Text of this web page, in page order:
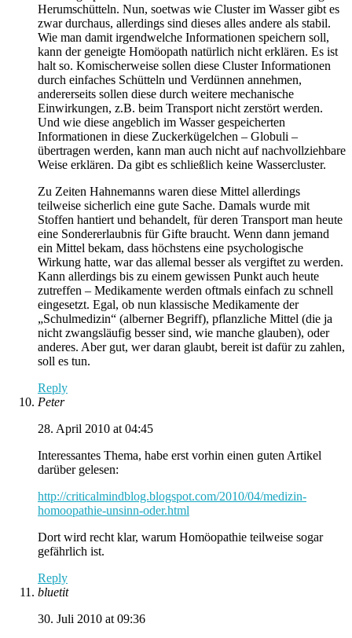
Herumschütteln. Nun, soetwas wie Cluster im Wasser gibt es
zwar durchaus, allerdings sind dieses alles andere als stabil.
Wie man damit irgendwelche Informationen speichern soll,
kann der geneigte Homöopath natürlich nicht erklären. Es ist
halt so. Komischerweise sollen diese Cluster Informationen
durch einfaches Schütteln und Verdünnen annehmen,
andererseits sollen diese durch weitere mechanische
Einwirkungen, z.B. beim Transport nicht zerstört werden.
Und wie diese angeblich im Wasser gespeicherten
Informationen in diese Zuckerkügelchen – Globuli –
übertragen werden, kann man auch nicht auf nachvollziehbare
Weise erklären. Da gibt es schließlich keine Wassercluster.
Zu Zeiten Hahnemanns waren diese Mittel allerdings
teilweise sicherlich eine gute Sache. Damals wurde mit
Stoffen hantiert und behandelt, für deren Transport man heute
eine Sondererlaubnis für Gifte braucht. Wenn dann jemand
ein Mittel bekam, dass höchstens eine psychologische
Wirkung hatte, war das allemal besser als vergiftet zu werden.
Kann allerdings bis zu einem gewissen Punkt auch heute
zutreffen – Medikamente werden oftmals einfach zu schnell
eingesetzt. Egal, ob nun klassische Medikamente der
„Schulmedizin“ (alberner Begriff), pflanzliche Mittel (die ja
nicht zwangsläufig besser sind, wie manche glauben), oder
anderes. Aber gut, wer daran glaubt, bereit ist dafür zu zahlen,
soll es tun.
Reply
Peter
28. April 2010 at 04:45
Interessantes Thema, habe erst vorhin einen guten Artikel
darüber gelesen:
http://criticalmindblog.blogspot.com/2010/04/medizin-
homoopathie-unsinn-oder.html
Dort wird recht klar, warum Homöopathie teilweise sogar
gefährlich ist.
Reply
bluetit
30. Juli 2010 at 09:36